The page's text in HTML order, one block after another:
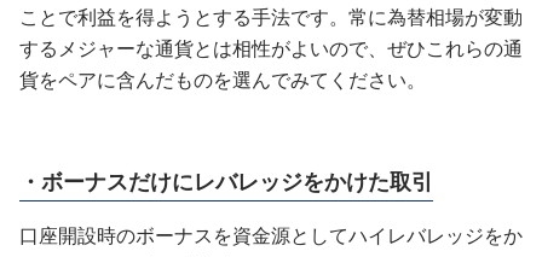
ことで利益を得ようとする手法です。常に為替相場が変動
するメジャーな通貨とは相性がよいので、ぜひこれらの通
貨をペアに含んだものを選んでみてください。
・ボーナスだけにレバレッジをかけた取引
口座開設時のボーナスを資金源としてハイレバレッジをか